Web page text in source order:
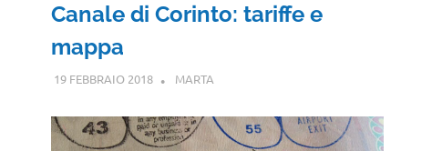
Canale di Corinto: tariffe e
mappa
19 FEBBRAIO 2018 MARTA